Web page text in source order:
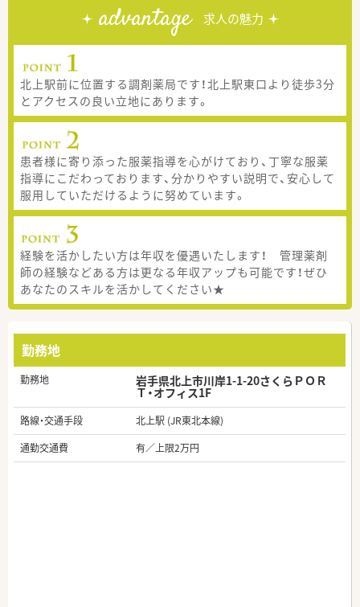
advantage 求人の魅力
北上駅前に位置する調剤薬局です！北上駅東口より徒歩3分
とアクセスの良い立地にあります。
患者様に寄り添った服薬指導を心がけており、丁寧な服薬
指導にこだわっております、分かりやすい説明で、安心して
服用していただけるように努めています。
経験を活かしたい方は年収を優遇いたします！ 管理薬剤
師の経験などある方は更なる年収アップも可能です！ぜひ
あなたのスキルを活かしてください★
勤務地
勤務地 岩手県北上市川岸1-1-20さくらＰＯＲ
Ｔ・オフィス1F
路線・交通手段
北上駅 (JR東北本線)
通勤交通費
有／上限2万円